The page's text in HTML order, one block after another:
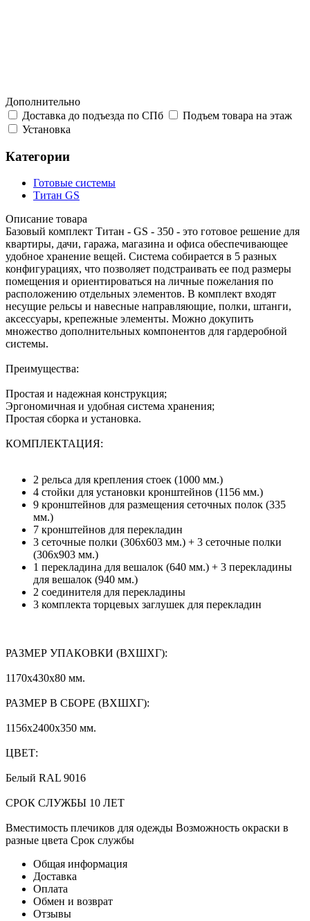
Дополнительно
Доставка до подъезда по СПб
Подъем товара на этаж
Установка
Категории
Готовые системы
Титан GS
Описание товара
Базовый комплект Титан - GS - 350 - это готовое решение для
квартиры, дачи, гаража, магазина и офиса обеспечивающее
удобное хранение вещей. Система собирается в 5 разных
конфигурациях, что позволяет подстраивать ее под размеры
помещения и ориентироваться на личные пожелания по
расположению отдельных элементов. В комплект входят
несущие рельсы и навесные направляющие, полки, штанги,
аксессуары, крепежные элементы. Можно докупить
множество дополнительных компонентов для гардеробной
системы.
Преимущества:
Простая и надежная конструкция;
Эргономичная и удобная система хранения;
Простая сборка и установка.
КОМПЛЕКТАЦИЯ:
2 рельса для крепления стоек (1000 мм.)
4 стойки для установки кронштейнов (1156 мм.)
9 кронштейнов для размещения сеточных полок (335
мм.)
7 кронштейнов для перекладин
3 сеточные полки (306х603 мм.) + 3 сеточные полки
(306х903 мм.)
1 перекладина для вешалок (640 мм.) + 3 перекладины
для вешалок (940 мм.)
2 соединителя для перекладины
3 комплекта торцевых заглушек для перекладин
РАЗМЕР УПАКОВКИ (ВХШХГ):
1170x430x80 мм.
РАЗМЕР В СБОРЕ (ВХШХГ):
1156x2400x350 мм.
ЦВЕТ:
Белый RAL 9016
СРОК СЛУЖБЫ 10 ЛЕТ
Вместимость плечиков для одежды Возможность окраски в
разные цвета Срок службы
Общая информация
Доставка
Оплата
Обмен и возврат
Отзывы